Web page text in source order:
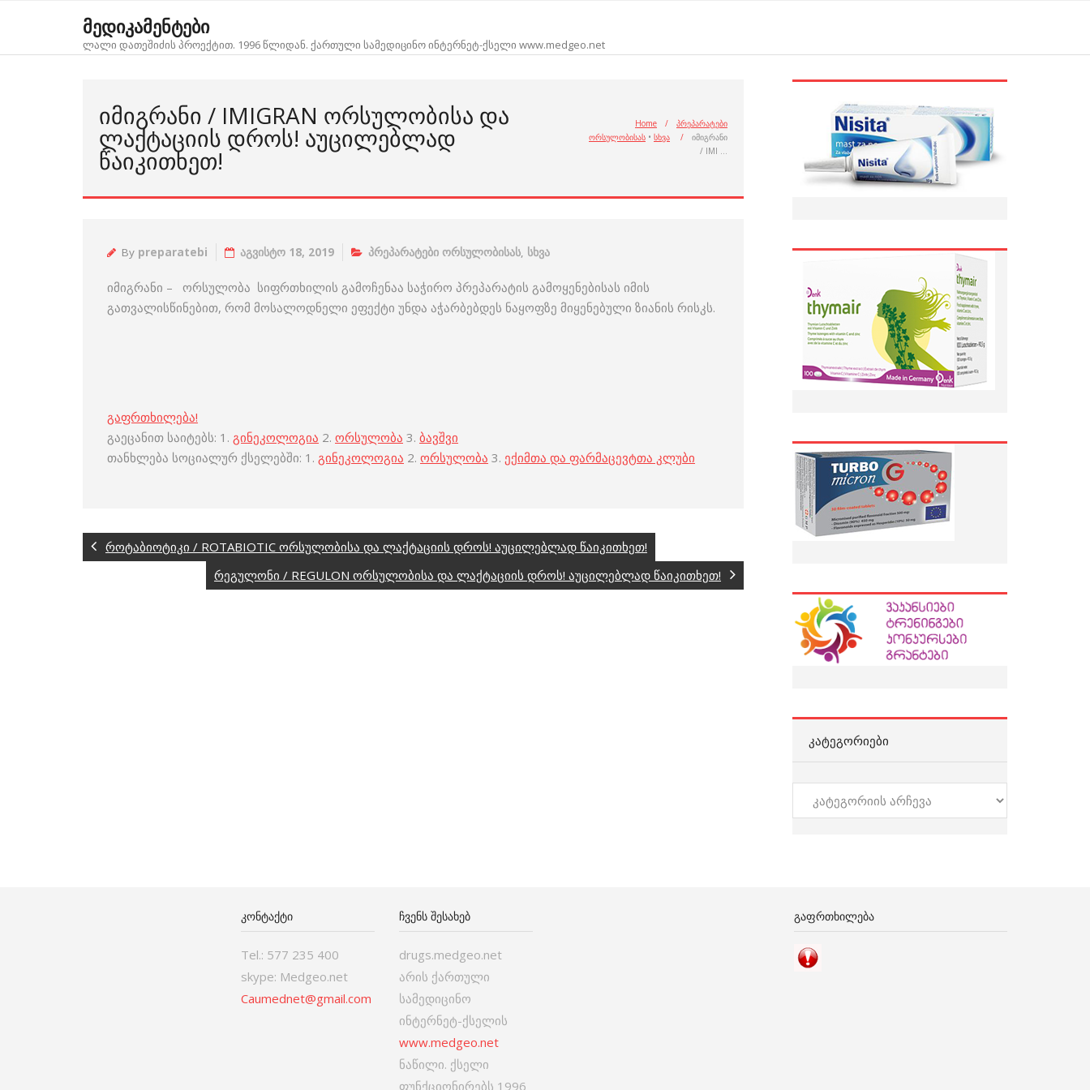
მედიკამენტები
ლალი დათეშიძის პროექტით. 1996 წლიდან. ქართული სამედიცინო ინტერნეტ-ქსელი www.medgeo.net
ᲘᲛᲘᲒᲠᲐᲜᲘ / IMIGRAN ᲝᲠᲡᲣᲚᲝᲑᲘᲡᲐ ᲓᲐ
ᲚᲐᲥᲢᲐᲪᲘᲘᲡ ᲓᲠᲝᲡ! ᲐᲣᲪᲘᲚᲔᲑᲚᲐᲓ
ᲬᲐᲘᲙᲘᲗᲮᲔᲗ!
Home /
პრეპარატები
ორსულობისას • სხვა /
იმიგრანი
/ IMI …
By preparatebi აგვისტო 18, 2019 პრეპარატები ორსულობისას, სხვა
იმიგრანი – ორსულობა სიფრთხილის გამოჩენაა საჭირო პრეპარატის გამოყენებისას იმის
გათვალისწინებით, რომ მოსალოდნელი ეფექტი უნდა აჭარბებდეს ნაყოფზე მიყენებული ზიანის რისკს.
გაფრთხილება!
გაეცანით საიტებს: 1. გინეკოლოგია 2. ორსულობა 3. ბავშვი
თანხლება სოციალურ ქსელებში: 1. გინეკოლოგია 2. ორსულობა 3. ექიმთა და ფარმაცევტთა კლუბი
როტაბიოტიკი / ROTABIOTIC ორსულობისა და ლაქტაციის დროს! აუცილებლად წაიკითხეთ!
რეგულონი / REGULON ორსულობისა და ლაქტაციის დროს! აუცილებლად წაიკითხეთ!
ᲙᲐᲢᲔᲒᲝᲠᲘᲔᲑᲘ
კატეგორიები
ᲙᲝᲜᲢᲐᲥᲢᲘ
Tel.: 577 235 400
skype: Medgeo.net
Caumednet@gmail.com
ᲩᲕᲔᲜᲡ ᲨᲔᲡᲐᲮᲔᲑ
drugs.medgeo.net
არის ქართული
სამედიცინო
ინტერნეტ-ქსელის
www.medgeo.net
ნაწილი. ქსელი
ფუნქციონირებს 1996
ᲒᲐᲤᲠᲗᲮᲘᲚᲔᲑᲐ